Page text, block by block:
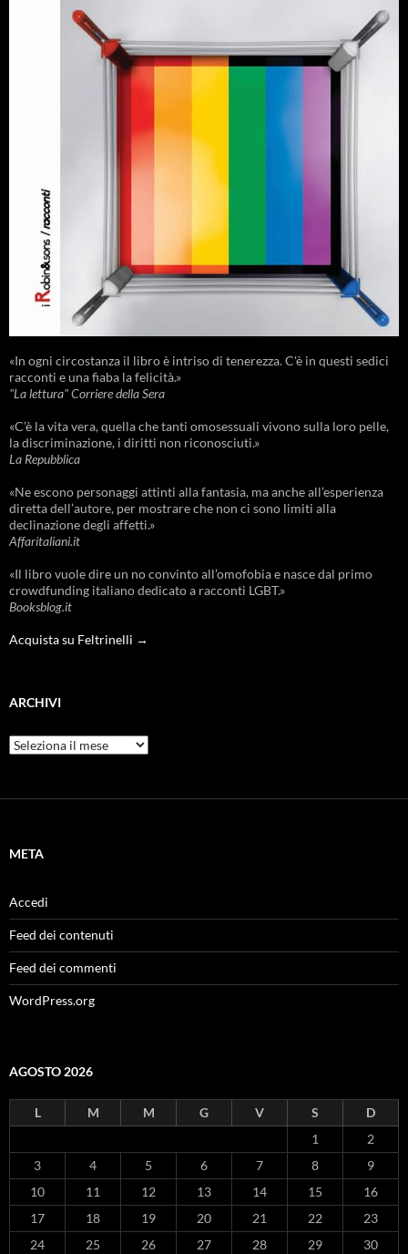
«In ogni circostanza il libro è intriso di tenerezza. C'è in questi sedici
racconti e una fiaba la felicità.»
"La lettura" Corriere della Sera
«C’è la vita vera, quella che tanti omosessuali vivono sulla loro pelle,
la discriminazione, i diritti non riconosciuti.»
La Repubblica
«Ne escono personaggi attinti alla fantasia, ma anche all’esperienza
diretta dell’autore, per mostrare che non ci sono limiti alla
declinazione degli affetti.»
Affaritaliani.it
«Il libro vuole dire un no convinto all’omofobia e nasce dal primo
crowdfunding italiano dedicato a racconti LGBT.»
Booksblog.it
Acquista su Feltrinelli →
ARCHIVI
Archivi
META
Accedi
Feed dei contenuti
Feed dei commenti
WordPress.org
AGOSTO 2026
L M M G V S
D
1
2
3
4 5 6 7 8
9
10
11 12 13 14 15
16
17
18 19 20 21 22
23
24
25 26 27 28 29 30